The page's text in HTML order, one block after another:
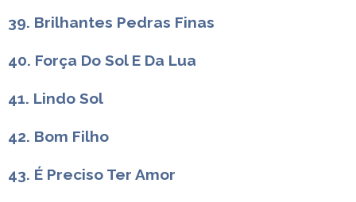
39. Brilhantes Pedras Finas
40. Força Do Sol E Da Lua
41. Lindo Sol
42. Bom Filho
43. É Preciso Ter Amor